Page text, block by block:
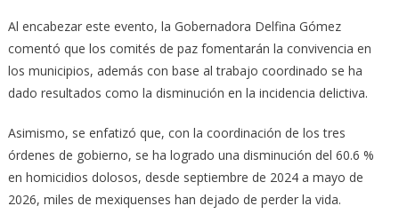
Al encabezar este evento, la Gobernadora Delfina Gómez
comentó que los comités de paz fomentarán la convivencia en
los municipios, además con base al trabajo coordinado se ha
dado resultados como la disminución en la incidencia delictiva.
Asimismo, se enfatizó que, con la coordinación de los tres
órdenes de gobierno, se ha logrado una disminución del 60.6 %
en homicidios dolosos, desde septiembre de 2024 a mayo de
2026, miles de mexiquenses han dejado de perder la vida.